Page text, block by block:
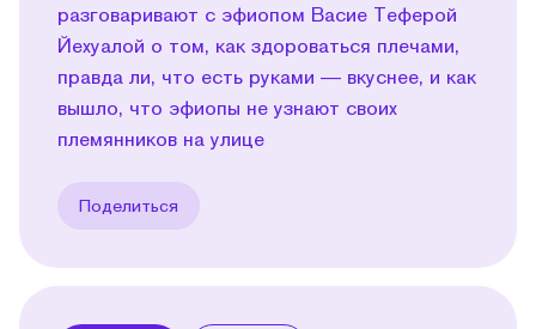
разговаривают с эфиопом Васие Теферой
Йехуалой о том, как здороваться плечами,
правда ли, что есть руками — вкуснее, и как
вышло, что эфиопы не узнают своих
племянников на улице
Поделиться